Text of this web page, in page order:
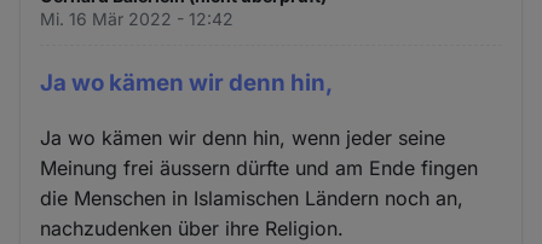
Mi. 16 Mär 2022 - 12:42
Ja wo kämen wir denn hin,
Ja wo kämen wir denn hin, wenn jeder seine
Meinung frei äussern dürfte und am Ende fingen
die Menschen in Islamischen Ländern noch an,
nachzudenken über ihre Religion.